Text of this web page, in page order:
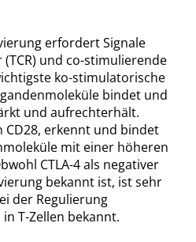
erfordert Signale
und co-stimulierende
ko-stimulatorische
bindet und
und aufrechterhält.
CD28, erkennt und bindet
mit einer höheren
CTLA-4 als negativer
bekannt ist, ist sehr
der Regulierung
T-Zellen bekannt.